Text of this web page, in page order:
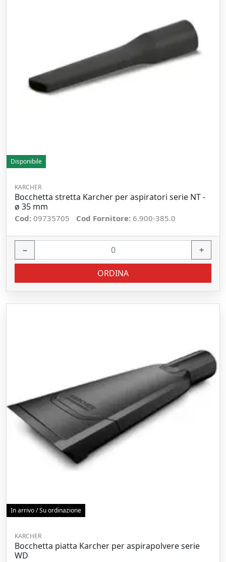
Disponibile
KARCHER
Bocchetta stretta Karcher per aspiratori serie NT -
ø 35 mm
Cod: 09735705 Cod Fornitore: 6.900-385.0
− +
ORDINA
In arrivo / Su ordinazione
KARCHER
Bocchetta piatta Karcher per aspirapolvere serie
WD